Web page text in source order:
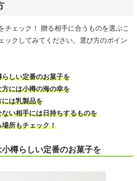
チェック！ 贈る相手に合うものを選ぶこ
ックしてみてください。選び方のポイン
しい定番のお菓子を
には小樽の海の幸を
は乳製品を
い相手には日持ちするものを
所もチェック！
小樽らしい定番のお菓子を